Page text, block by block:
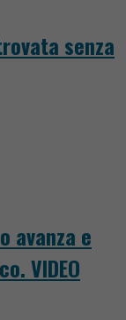
senza
avanza e
VIDEO